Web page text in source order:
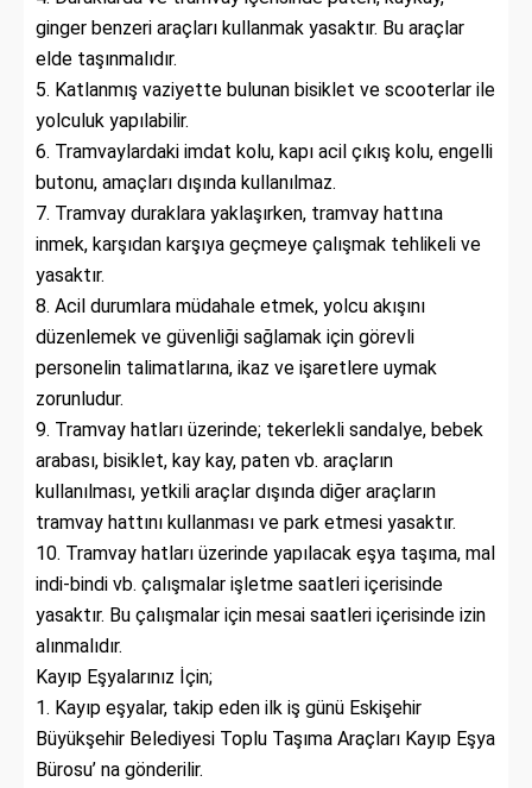
ginger benzeri araçları kullanmak yasaktır. Bu araçlar
elde taşınmalıdır.
5. Katlanmış vaziyette bulunan bisiklet ve scooterlar ile
yolculuk yapılabilir.
6. Tramvaylardaki imdat kolu, kapı acil çıkış kolu, engelli
butonu, amaçları dışında kullanılmaz.
7. Tramvay duraklara yaklaşırken, tramvay hattına
inmek, karşıdan karşıya geçmeye çalışmak tehlikeli ve
yasaktır.
8. Acil durumlara müdahale etmek, yolcu akışını
düzenlemek ve güvenliği sağlamak için görevli
personelin talimatlarına, ikaz ve işaretlere uymak
zorunludur.
9. Tramvay hatları üzerinde; tekerlekli sandalye, bebek
arabası, bisiklet, kay kay, paten vb. araçların
kullanılması, yetkili araçlar dışında diğer araçların
tramvay hattını kullanması ve park etmesi yasaktır.
10. Tramvay hatları üzerinde yapılacak eşya taşıma, mal
indi-bindi vb. çalışmalar işletme saatleri içerisinde
yasaktır. Bu çalışmalar için mesai saatleri içerisinde izin
alınmalıdır.
Kayıp Eşyalarınız İçin;
1. Kayıp eşyalar, takip eden ilk iş günü Eskişehir
Büyükşehir Belediyesi Toplu Taşıma Araçları Kayıp Eşya
Bürosu’ na gönderilir.